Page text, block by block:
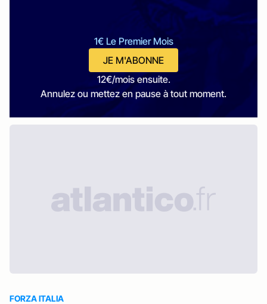
1€ Le Premier Mois
JE M'ABONNE
12€/mois ensuite.
Annulez ou mettez en pause à tout moment.
FORZA ITALIA